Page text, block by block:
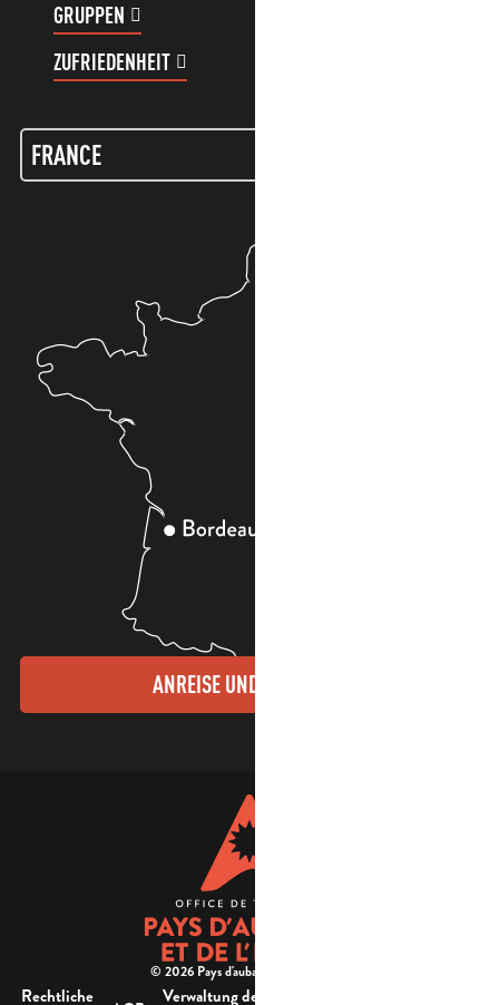
GRUPPEN
ZUFRIEDENHEIT
ANREISE UND KONTAKTE
© 2026 Pays d'aubagne et de l'étoile -
Rechtliche Verwaltung der